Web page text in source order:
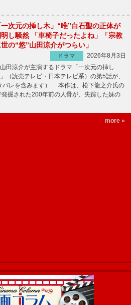
一次元の挿し木」“唯”白石聖の正体が
明し騒然 「車椅子だったよね」「宗教
の“悠”山田涼介がつらい」
ドラマ
2026年8月3日
田涼介が主演するドラマ「一次元の挿し
（読売テレビ・日本テレビ系）の第5話が、
バレを含みます） 本作は、松下龍之介氏の
掘された200年前の人骨が、失踪した妹の
more »